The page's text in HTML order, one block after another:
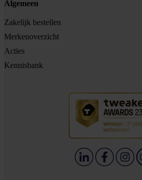
Algemeen
Zakelijk bestellen
Merkenoverzicht
Acties
Kennisbank